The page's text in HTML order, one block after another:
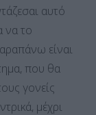
αυτό
να το
είναι
που θα
γονείς
μέχρι